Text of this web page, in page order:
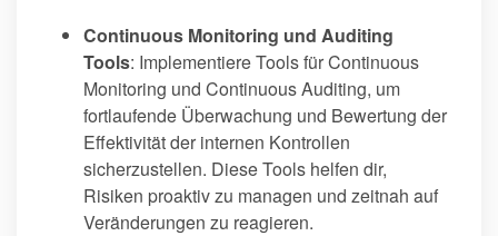
Continuous Monitoring und Auditing
Tools: Implementiere Tools für Continuous
Monitoring und Continuous Auditing, um
fortlaufende Überwachung und Bewertung der
Effektivität der internen Kontrollen
sicherzustellen. Diese Tools helfen dir,
Risiken proaktiv zu managen und zeitnah auf
Veränderungen zu reagieren.